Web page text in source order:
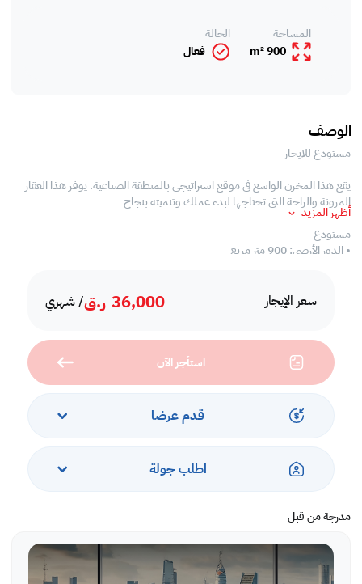
سعر الإيجار 36,000 ر.ق/ شهري
استأجر الآن
قدم عرضا
اطلب جولة
مدرجة من قبل
المساحة
900 m²
الحالة
فعال
الوصف
مستودع للايجار
يقع هذا المخزن الواسع في موقع استراتيجي بالمنطقة الصناعية. يوفر هذا العقار
المرونة والراحة التي تحتاجها لبدء عملك وتنميته بنجاح
مستودع
• الدور الأرضي: 900 متر مربع
اتصل بنا واحجز موعدا لرؤية العقار اليوم!
أظهر المزيد